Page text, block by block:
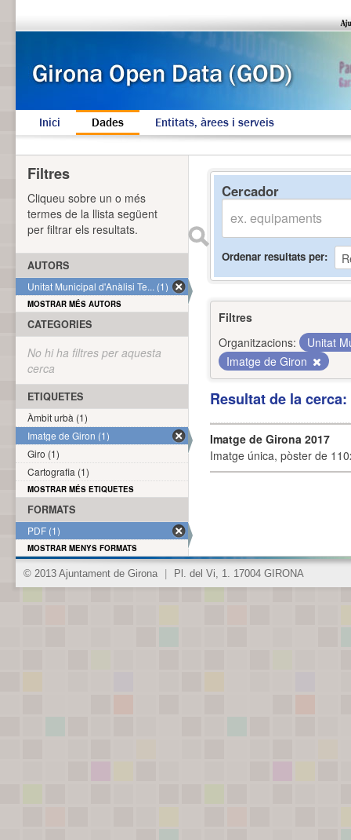
Inici Dades Entitats, àrees i serveis
Cercador
Ordenar resultats per
Filtres
Organitzacions:
Unitat
Imatge de Giron
Resultat de la
Imatge de Girona 2017
Imatge única, pòster de
Filtres
Cliqueu sobre un o més
termes de la llista següent
per filtrar els resultats.
AUTORS
Unitat Municipal d'Anàlisi Te... (1)
MOSTRAR MÉS AUTORS
CATEGORIES
No hi ha filtres per aquesta
cerca
ETIQUETES
Àmbit urbà (1)
Imatge de Giron (1)
Giro (1)
Cartografia (1)
MOSTRAR MÉS ETIQUETES
FORMATS
PDF (1)
MOSTRAR MENYS FORMATS
© 2013 Ajuntament de Girona Pl. del Vi, 1. 17004 GIRONA